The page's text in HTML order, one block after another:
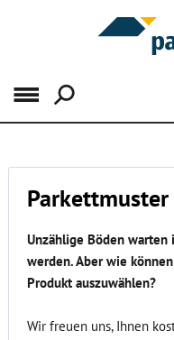
Menü
Parkettmuster
Unzählige Böden warten
werden. Aber wie
Produkt auszuwählen?
Wir freuen uns, Ihnen